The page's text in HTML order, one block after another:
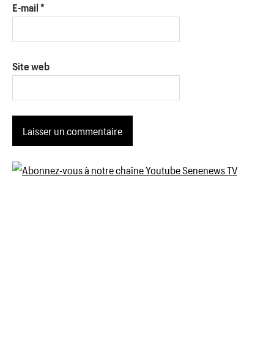
E-mail *
Site web